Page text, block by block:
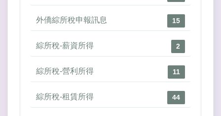
外僑綜所稅申報訊息 15
綜所稅-薪資所得 2
綜所稅-營利所得 11
綜所稅-租賃所得 44